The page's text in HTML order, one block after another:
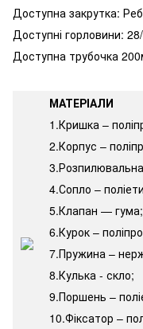
Доступна закрутка:
Доступні горловини:
Доступна трубочка
МАТЕРІАЛИ
1.Кришка –
2.Корпус –
3.Розпилювальна
4.Сопло –
5.Клапан — гума;
6.Курок –
7.Пружина –
8.Кулька - скло;
9.Поршень –
10.Фіксатор –